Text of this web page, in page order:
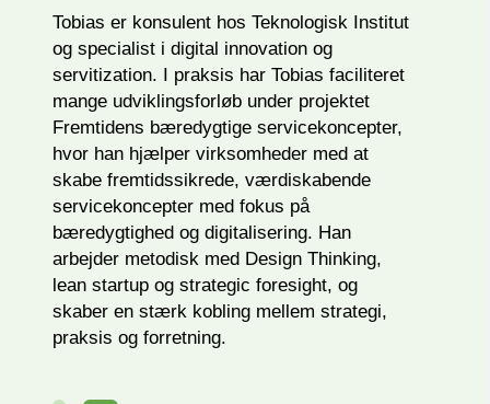
Tobias er konsulent hos Teknologisk Institut
og specialist i digital innovation og
servitization. I praksis har Tobias faciliteret
mange udviklingsforløb under projektet
Fremtidens bæredygtige servicekoncepter,
hvor han hjælper virksomheder med at
skabe fremtidssikrede, værdiskabende
servicekoncepter med fokus på
bæredygtighed og digitalisering. Han
arbejder metodisk med Design Thinking,
lean startup og strategic foresight, og
skaber en stærk kobling mellem strategi,
praksis og forretning.